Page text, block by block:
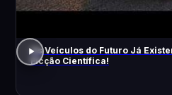
Os Veículos do Futuro Já
Ficção Científica!